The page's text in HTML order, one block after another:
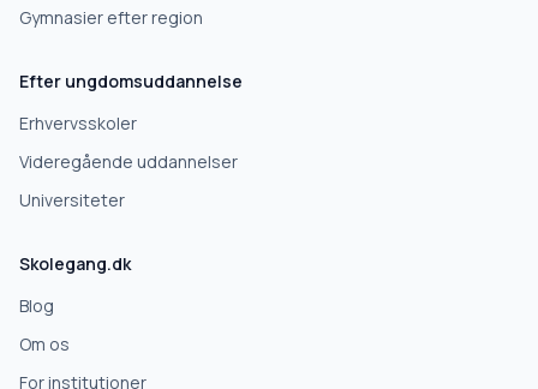
Gymnasier efter region
Efter ungdomsuddannelse
Erhvervsskoler
Videregående uddannelser
Universiteter
Skolegang.dk
Blog
Om os
For institutioner